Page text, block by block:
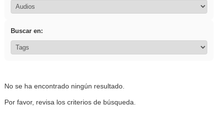
Buscar en:
No se ha encontrado ningún resultado.
Por favor, revisa los criterios de búsqueda.